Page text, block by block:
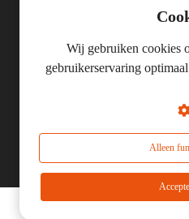
BTW-nummer: 865750488B01
Wij gebruiken cookies
gebruikerservaring
Alleen